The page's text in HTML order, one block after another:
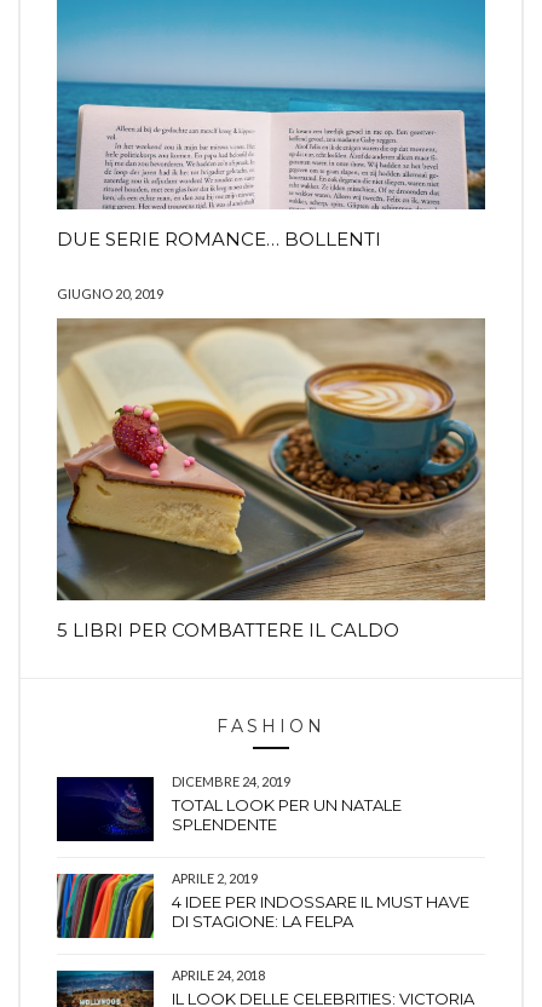
DUE SERIE ROMANCE… BOLLENTI
GIUGNO 20, 2019
5 LIBRI PER COMBATTERE IL CALDO
FASHION
DICEMBRE 24, 2019
TOTAL LOOK PER UN NATALE
SPLENDENTE
APRILE 2, 2019
4 IDEE PER INDOSSARE IL MUST HAVE
DI STAGIONE: LA FELPA
APRILE 24, 2018
IL LOOK DELLE CELEBRITIES: VICTORIA